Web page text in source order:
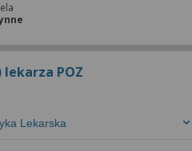
POZ
Lekarska